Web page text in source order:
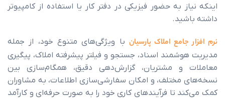
به حضور فیزیکی در دفتر کار یا استفاده از کامپیوتر
املاک پارسیانبا ویژگی‌های متنوع خود، از جمله
اسناد، جستجو و فیلتر پیشرفته املاک، پیگیری
و مشتریان، گزارش‌دهی دقیق، همگام‌سازی بین
و امکان سفارشی‌سازی اطلاعات، به مشاوران
تا فرآیندهای کاری خود را به صورت حرفه‌ای و کارآمد